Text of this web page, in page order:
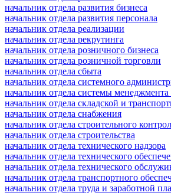
начальник отдела развития бизнеса
начальник отдела развития персонала
начальник отдела реализации
начальник отдела рекрутинга
начальник отдела розничного бизнеса
начальник отдела розничной торговли
начальник отдела сбыта
начальник отдела системного
начальник отдела системы менеджмента
начальник отдела складской и
начальник отдела снабжения
начальник отдела строительного
начальник отдела строительства
начальник отдела технического надзора
начальник отдела технического
начальник отдела технического
начальник отдела транспортного
начальник отдела труда и заработной